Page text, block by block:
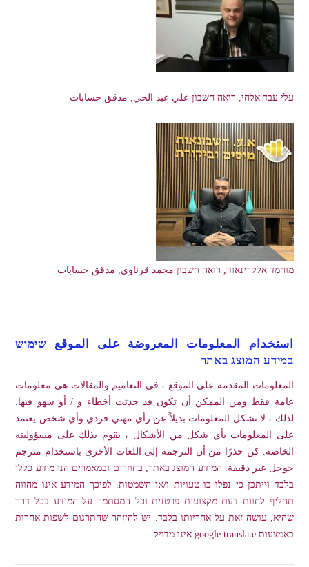
עלי עבד אלחי, רואה חשבון علي عبد الحي, مدقق حسابات
מוחמד אלקרינאווי, רואה חשבון محمد قرناوي, مدقق حسابات
استخدام المعلومات المعروضة على الموقع שימוש
במידע המוצג באתר
المعلومات المقدمة على الموقع ، في التعاميم والمقالات هي معلومات
عامة فقط ومن الممكن أن تكون قد حدثت أخطاء و / أو سهو فيها.
لذلك ، لا تشكل المعلومات بديلاً عن رأي مهني فردي وأي شخص يعتمد
على المعلومات بأي شكل من الأشكال ، يقوم بذلك على مسؤوليته
الخاصة. كن حذرًا من أن الترجمة إلى اللغات الأخرى باستخدام مترجم
جوجل غير دقيقة. המידע המוצג באתר, בחוזרים ובמאמרים הנו מידע כללי
בלבד וייתכן כי נפלו בו טעויות ו/או השמטות. לפיכך המידע אינו מהווה
תחליף לחוות דעת מקצועית פרטנית וכל המסתמך על המידע בכל דרך
שהיא, עושה זאת על אחריותו בלבד. יש להיזהר שהתרגום לשפות אחרות
באמצעות google translate אינו מדויק.